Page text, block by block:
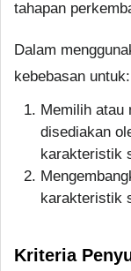
tahapan
Dalam
kebebasan untuk:
Memilih atau
disediakan
karakteristik
karakteristik
Kriteria